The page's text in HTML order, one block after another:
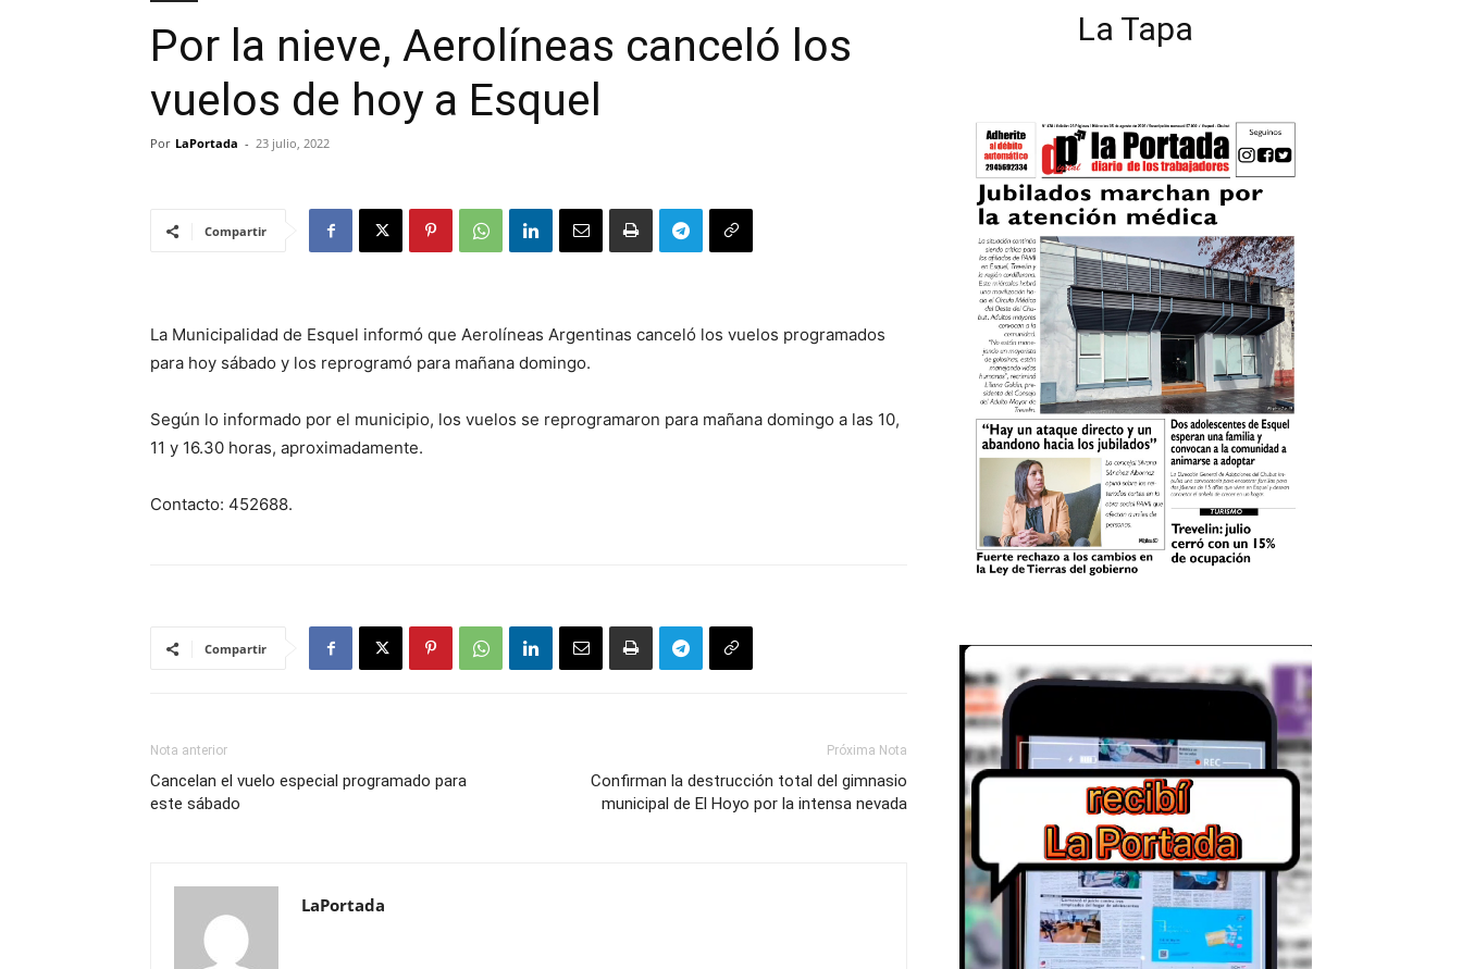
Por la nieve, Aerolíneas canceló los
vuelos de hoy a Esquel
Por LaPortada - 23 julio, 2022
Compartir
La Municipalidad de Esquel informó que Aerolíneas Argentinas canceló los vuelos programados
para hoy sábado y los reprogramó para mañana domingo.
Según lo informado por el municipio, los vuelos se reprogramaron para mañana domingo a las 10,
11 y 16.30 horas, aproximadamente.
Contacto: 452688.
Compartir
Nota anterior
Cancelan el vuelo especial programado para
este sábado
Próxima Nota
Confirman la destrucción total del gimnasio
municipal de El Hoyo por la intensa nevada
LaPortada
La Tapa